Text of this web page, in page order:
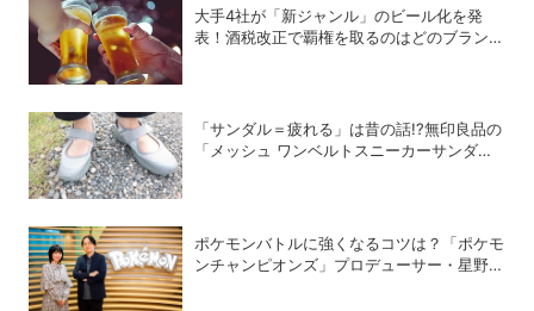
大手4社が「新ジャンル」のビール化を発
表！酒税改正で覇権を取るのはどのブランド
「サンダル＝疲れる」は昔の話!?無印良品の
「メッシュ ワンベルトスニーカーサンダ
ポケモンバトルに強くなるコツは？「ポケモ
ンチャンピオンズ」プロデューサー・星野正